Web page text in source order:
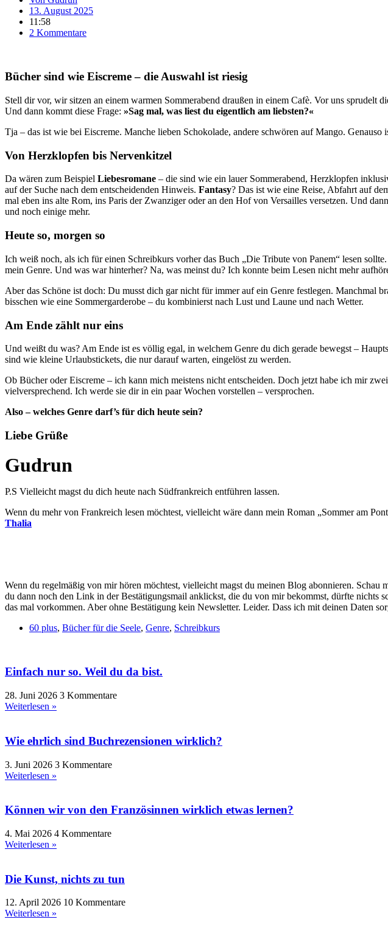
13. August 2025
11:58
2 Kommentare
Bücher sind wie Eiscreme – die Auswahl ist riesig
Stell dir vor, wir sitzen an einem warmen Sommerabend draußen in einem Cafè. Vor uns
Und dann kommt diese Frage: »Sag mal, was liest du eigentlich am liebsten?«
Tja – das ist wie bei Eiscreme. Manche lieben Schokolade, andere schwören auf Mango. Genauso
Von Herzklopfen bis Nervenkitzel
Da wären zum Beispiel Liebesromane – die sind wie ein lauer Sommerabend, Herzklopfen
auf der Suche nach dem entscheidenden Hinweis. Fantasy? Das ist wie eine Reise, Abfahrt auf
mal eben ins alte Rom, ins Paris der Zwanziger oder an den Hof von Versailles versetzen. Und
und noch einige mehr.
Heute so, morgen so
Ich weiß noch, als ich für einen Schreibkurs vorher das Buch „Die Tribute von Panem“ lesen
mein Genre. Und was war hinterher? Na, was meinst du? Ich konnte beim Lesen nicht mehr
Aber das Schöne ist doch: Du musst dich gar nicht für immer auf ein Genre festlegen. Manchmal
bisschen wie eine Sommergarderobe – du kombinierst nach Lust und Laune und nach Wetter.
Am Ende zählt nur eins
Und weißt du was? Am Ende ist es völlig egal, in welchem Genre du dich gerade bewegst –
sind wie kleine Urlaubstickets, die nur darauf warten, eingelöst zu werden.
Ob Bücher oder Eiscreme – ich kann mich meistens nicht entscheiden. Doch jetzt habe ich mir
vielversprechend. Ich werde sie dir in ein paar Wochen vorstellen – versprochen.
Also – welches Genre darf’s für dich heute sein?
Liebe Grüße
Gudrun
P.S Vielleicht magst du dich heute nach Südfrankreich entführen lassen.
Wenn du mehr von Frankreich lesen möchtest, vielleicht wäre dann mein Roman „Sommer am
Thalia
Wenn du regelmäßig von mir hören möchtest, vielleicht magst du meinen Blog abonnieren.
du dann noch den Link in der Bestätigungsmail anklickst, die du von mir bekommst, dürfte nichts
das mal vorkommen. Aber ohne Bestätigung kein Newsletter. Leider. Dass ich mit deinen Daten
60 plus, Bücher für die Seele, Genre, Schreibkurs
Einfach nur so. Weil du da bist.
28. Juni 2026 3 Kommentare
Weiterlesen »
Wie ehrlich sind Buchrezensionen wirklich?
3. Juni 2026 3 Kommentare
Weiterlesen »
Können wir von den Französinnen wirklich etwas lernen?
4. Mai 2026 4 Kommentare
Weiterlesen »
Die Kunst, nichts zu tun
12. April 2026 10 Kommentare
Weiterlesen »